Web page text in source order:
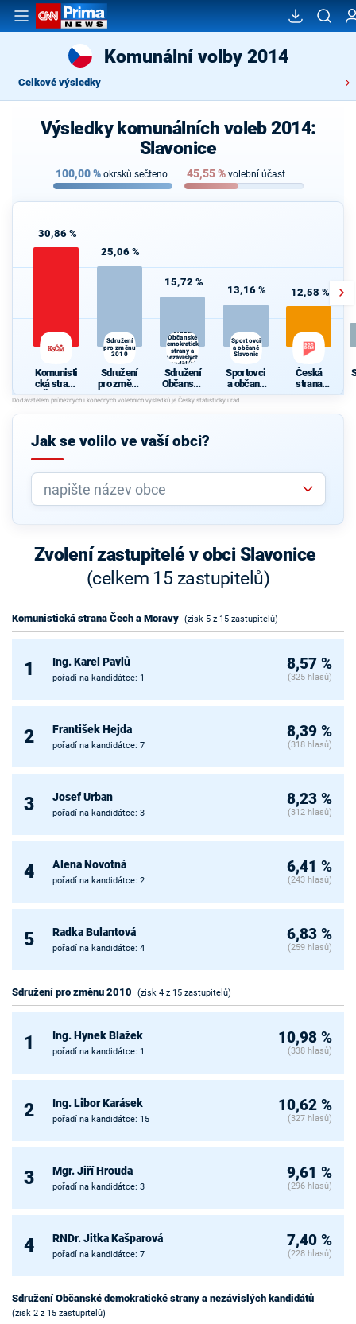
Komunální volby 2014
Celkové výsledky
Výsledky komunálních voleb 2014:
Slavonice
100,00% okrsků sečteno 45,55% volební účast
30,86 %
Komunisti
cká strana
Čech a
Moravy
25,06 %
Sdružení
pro změnu
2010
Sdružení
pro změnu
2010
15,72 %
Sdružení
Občanské
demokratické
strany a
nezávislých
kandidátů
Sdružení
Občanské
demokrati
cké strany
a
h
13,16 %
Sportovci
a občané
Slavonic
Sportovci
a občané
Slavonic
12,58 %
Česká
strana
sociálně
cká
Jak se volilo ve vaší obci?
Zvolení zastupitelé v obci Slavonice
(celkem 15 zastupitelů)
Komunistická strana Čech a Moravy (zisk 5 z 15 zastupitelů)
1 Ing. Karel Pavlů
pořadí na kandidátce: 1
8,57 %
(325 hlasů)
2 František Hejda
pořadí na kandidátce: 7
8,39 %
(318 hlasů)
3 Josef Urban
pořadí na kandidátce: 3
8,23 %
(312 hlasů)
4 Alena Novotná
pořadí na kandidátce: 2
6,41 %
(243 hlasů)
5 Radka Bulantová
pořadí na kandidátce: 4
6,83 %
(259 hlasů)
Sdružení pro změnu 2010 (zisk 4 z 15 zastupitelů)
1 Ing. Hynek Blažek
pořadí na kandidátce: 1
10,98 %
(338 hlasů)
2 Ing. Libor Karásek
pořadí na kandidátce: 15
10,62 %
(327 hlasů)
3 Mgr. Jiří Hrouda
pořadí na kandidátce: 3
9,61 %
(296 hlasů)
4 RNDr. Jitka Kašparová
pořadí na kandidátce: 7
7,40 %
(228 hlasů)
Sdružení Občanské demokratické strany a nezávislých kandidátů
(zisk 2 z 15 zastupitelů)